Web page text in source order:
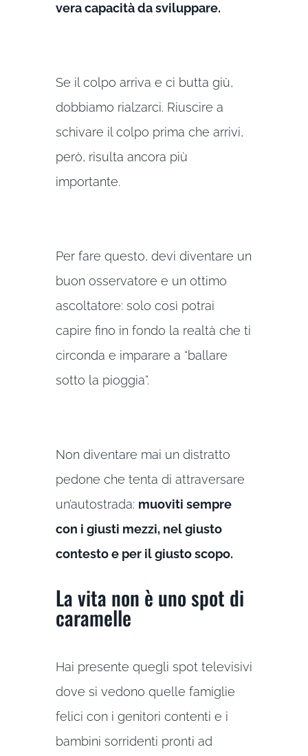
vera capacità da sviluppare.
Se il colpo arriva e ci butta giù,
dobbiamo rialzarci. Riuscire a
schivare il colpo prima che arrivi,
però, risulta ancora più
importante.
Per fare questo, devi diventare un
buon osservatore e un ottimo
ascoltatore: solo così potrai
capire fino in fondo la realtà che ti
circonda e imparare a “ballare
sotto la pioggia”.
Non diventare mai un distratto
pedone che tenta di attraversare
un’autostrada: muoviti sempre
con i giusti mezzi, nel giusto
contesto e per il giusto scopo.
La vita non è uno spot di
caramelle
Hai presente quegli spot televisivi
dove si vedono quelle famiglie
felici con i genitori contenti e i
bambini sorridenti pronti ad